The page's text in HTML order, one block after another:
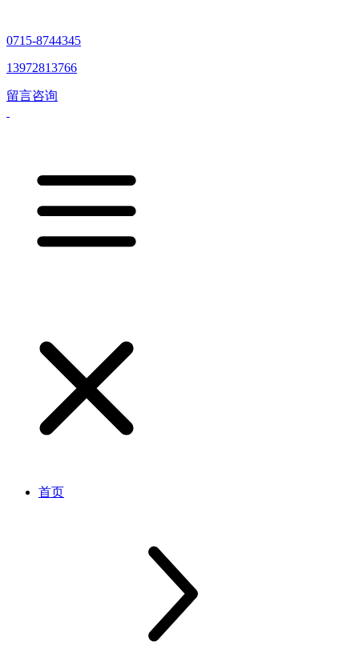
0715-8744345
13972813766
留言咨询
首页